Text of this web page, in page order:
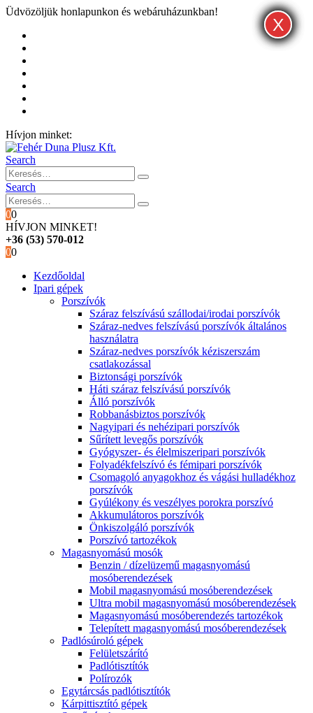
Üdvözöljük honlapunkon és webáruházunkban!
Hívjon minket:
Search
Search
00
HÍVJON MINKET!
+36 (53) 570-012
00
Kezdőoldal
Ipari gépek
Porszívók
Száraz felszívású szállodai/irodai porszívók
Száraz-nedves felszívású porszívók általános
használatra
Száraz-nedves porszívók kéziszerszám
csatlakozással
Biztonsági porszívók
Háti száraz felszívású porszívók
Álló porszívók
Robbanásbiztos porszívók
Nagyipari és nehézipari porszívók
Sűrített levegős porszívók
Gyógyszer- és élelmiszeripari porszívók
Folyadékfelszívó és fémipari porszívók
Csomagoló anyagokhoz és vágási hulladékhoz
porszívók
Gyúlékony és veszélyes porokra porszívó
Akkumulátoros porszívók
Önkiszolgáló porszívók
Porszívó tartozékok
Magasnyomású mosók
Benzin / dízelüzemű magasnyomású
mosóberendezések
Mobil magasnyomású mosóberendezések
Ultra mobil magasnyomású mosóberendezések
Magasnyomású mosóberendezés tartozékok
Telepített magasnyomású mosóberendezések
Padlósúroló gépek
Felületszárító
Padlótisztítók
Polírozók
Egytárcsás padlótisztítók
Kárpittisztító gépek
X
X
X